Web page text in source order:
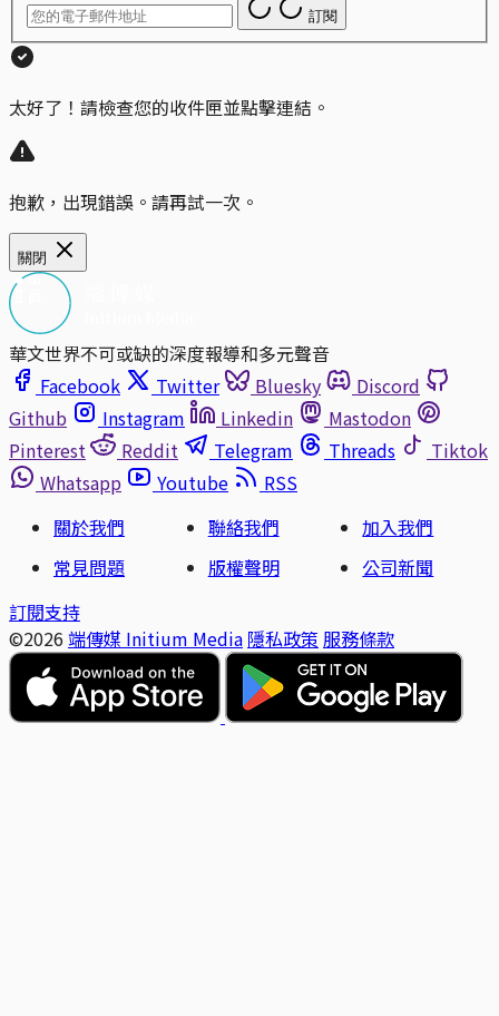
訂閱
太好了！請檢查您的收件匣並點擊連結。
抱歉，出現錯誤。請再試一次。
關閉
華文世界不可或缺的深度報導和多元聲音
Facebook
Twitter Bluesky
Discord
Github
Instagram Linkedin
Mastodon
Pinterest
Reddit Telegram Threads
Tiktok
Whatsapp
Youtube
RSS
關於我們
聯絡我們
加入我們
常見問題
版權聲明
公司新聞
訂閱支持
©2026 端傳媒 Initium Media 隱私政策 服務條款